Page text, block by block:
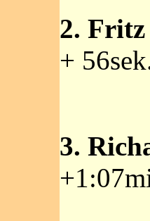
2.
+
3.